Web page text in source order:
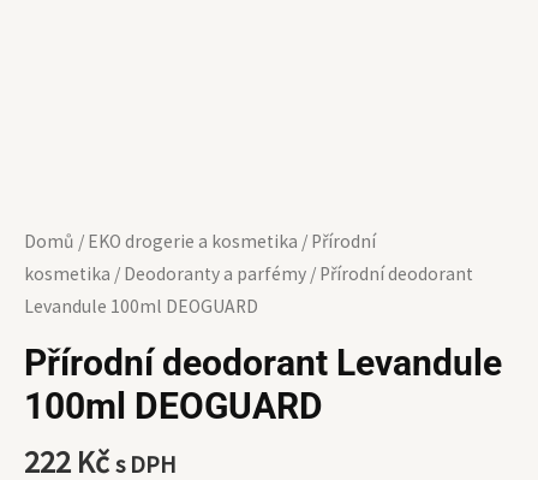
Domů / EKO drogerie a kosmetika / Přírodní
kosmetika / Deodoranty a parfémy / Přírodní deodorant
Levandule 100ml DEOGUARD
Přírodní deodorant Levandule
100ml DEOGUARD
222 Kčs DPH